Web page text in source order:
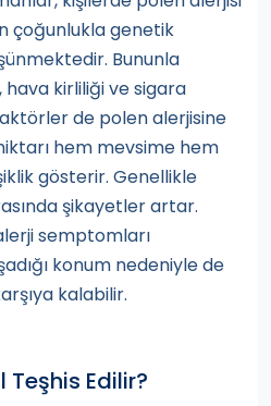
çoğunlukla genetik
Bununla
hava kirliliği ve sigara
de polen alerjisine
hem mevsime hem
gösterir. Genellikle
şikayetler artar.
semptomları
konum nedeniyle de
kalabilir.
Teşhis Edilir?